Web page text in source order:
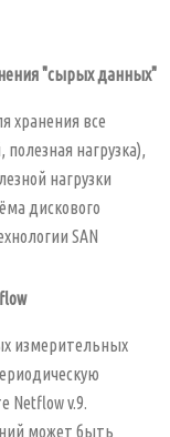
"сырых данных"
хранения все
нагрузка),
нагрузки
дискового
SAN
измерительных
Netflow v.9.
может быть